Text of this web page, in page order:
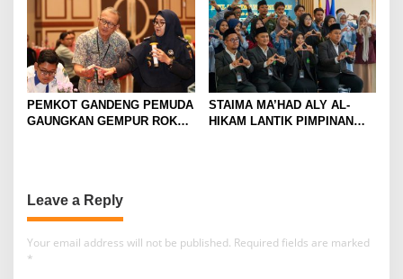
PEMKOT GANDENG PEMUDA
GAUNGKAN GEMPUR ROKOK
STAIMA MA’HAD ALY AL-
HIKAM LANTIK PIMPINAN
Leave a Reply
Your email address will not be published. Required fields are marked
*